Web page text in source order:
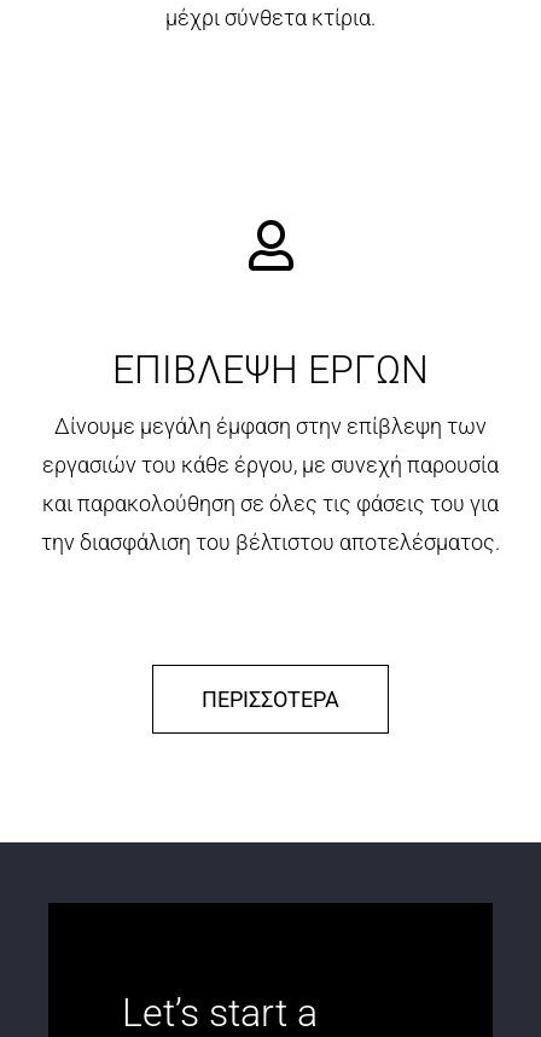
μέχρι σύνθετα κτίρια.
ΕΠΙΒΛΕΨΗ ΕΡΓΩΝ
Δίνουμε μεγάλη έμφαση στην επίβλεψη των
εργασιών του κάθε έργου, με συνεχή παρουσία
και παρακολούθηση σε όλες τις φάσεις του για
την διασφάλιση του βέλτιστου αποτελέσματος.
ΠΕΡΙΣΣΟΤΕΡΑ
Let’s start a